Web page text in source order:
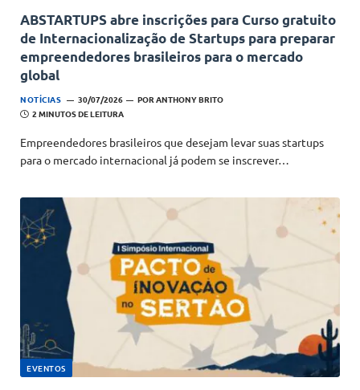
ABSTARTUPS abre inscrições para Curso gratuito
de Internacionalização de Startups para preparar
empreendedores brasileiros para o mercado
global
NOTÍCIAS 30/07/2026 PORANTHONY BRITO
2 MINUTOS DE LEITURA
Empreendedores brasileiros que desejam levar suas startups
para o mercado internacional já podem se inscrever…
EVENTOS